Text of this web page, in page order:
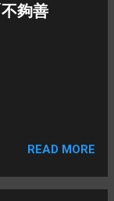
夠善
READ MORE